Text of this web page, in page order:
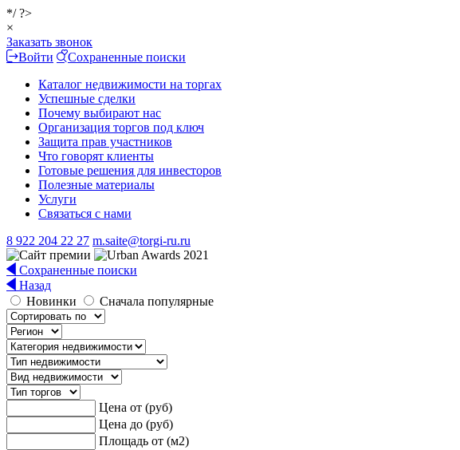
*/ ?>
×
Заказать звонок
Войти
Сохраненные поиски
Каталог недвижимости на торгах
Успешные сделки
Почему выбирают нас
Организация торгов под ключ
Защита прав участников
Что говорят клиенты
Готовые решения для инвесторов
Полезные материалы
Услуги
Связаться с нами
8 922 204 22 27 m.saite@torgi-ru.ru
Сохраненные поиски
Назад
Новинки
Сначала популярные
Цена от (руб)
Цена до (руб)
Площадь от (м2)